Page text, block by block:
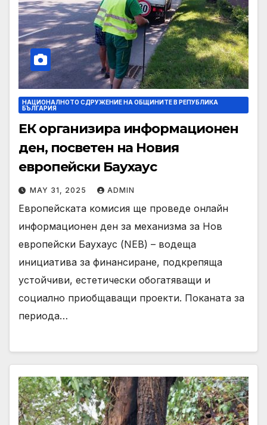
НАЦИОНАЛНОТО СДРУЖЕНИЕ НА ОБЩИНИТЕ В РЕПУБЛИКА
БЪЛГАРИЯ
ЕК организира информационен
ден, посветен на Новия
европейски Баухаус
MAY 31, 2025 ADMIN
Европейската комисия ще проведе онлайн
информационен ден за механизма за Нов
европейски Баухаус (NEB) – водеща
инициатива за финансиране, подкрепяща
устойчиви, естетически обогатяващи и
социално приобщаващи проекти. Поканата за
периода…